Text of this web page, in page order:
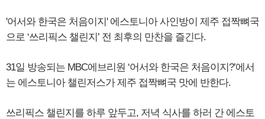
'어서와 한국은 처음이지' 에스토니아 사인방이 제주 접짝뼈국
으로 ‘쓰리픽스 챌린지’ 전 최후의 만찬을 즐긴다.
31일 방송되는 MBC에브리원 ‘어서와 한국은 처음이지?’에서
는 에스토니아 챌린저스가 제주 접짝뼈국 맛에 반한다.
쓰리픽스 챌린지를 하루 앞두고, 저녁 식사를 하러 간 에스토